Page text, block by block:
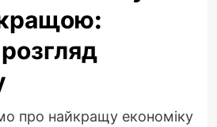
про найкращу економіку